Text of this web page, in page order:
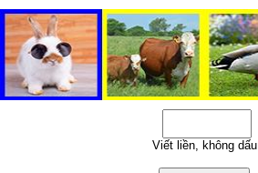
Viết liền, không dấu